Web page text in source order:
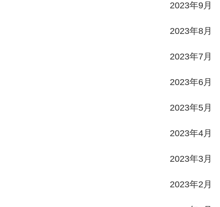
2023年9月
2023年8月
2023年7月
2023年6月
2023年5月
2023年4月
2023年3月
2023年2月